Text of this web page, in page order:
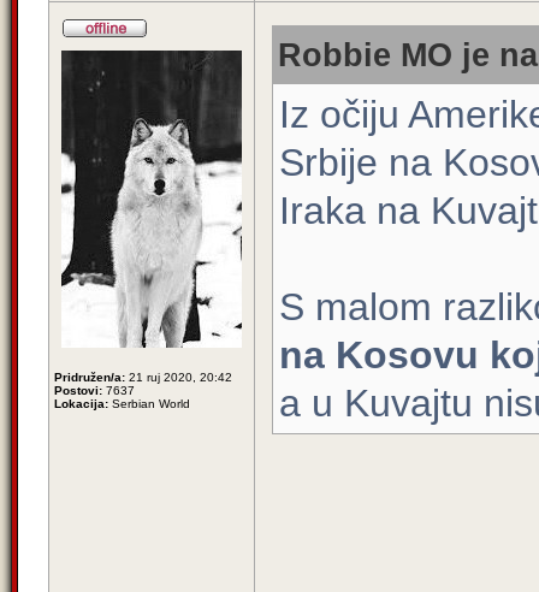
Pridružen/a: 21 ruj 2020, 20:42
Postovi: 7637
Lokacija: Serbian World
Robbie MO je
Iz očiju
Srbije na
Iraka na
S malom
na Kosovu
a u Kuvajtu